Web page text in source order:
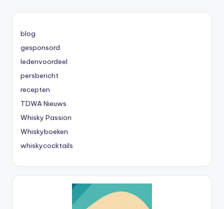
blog
gesponsord
ledenvoordeel
persbericht
recepten
TDWA Nieuws
Whisky Passion
Whiskyboeken
whiskycocktails